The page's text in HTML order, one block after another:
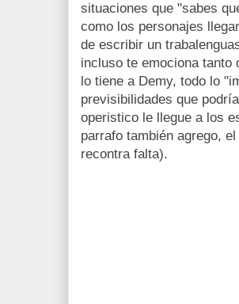
situaciones que "sabes
como los personajes
de escribir un
incluso te emociona
lo tiene a Demy, todo lo
previsibilidades que
operistico le llegue a los
parrafo también agrego,
recontra falta).